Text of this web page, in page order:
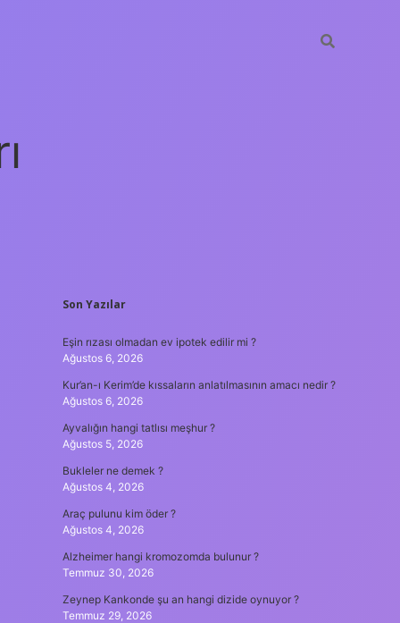
SIDEBAR
Son Yazılar
Eşin rızası olmadan ev ipotek edilir mi ?
Ağustos 6, 2026
Kur’an-ı Kerim’de kıssaların anlatılmasının amacı nedir ?
Ağustos 6, 2026
Ayvalığın hangi tatlısı meşhur ?
Ağustos 5, 2026
Bukleler ne demek ?
Ağustos 4, 2026
Araç pulunu kim öder ?
Ağustos 4, 2026
Alzheimer hangi kromozomda bulunur ?
Temmuz 30, 2026
Zeynep Kankonde şu an hangi dizide oynuyor ?
Temmuz 29, 2026